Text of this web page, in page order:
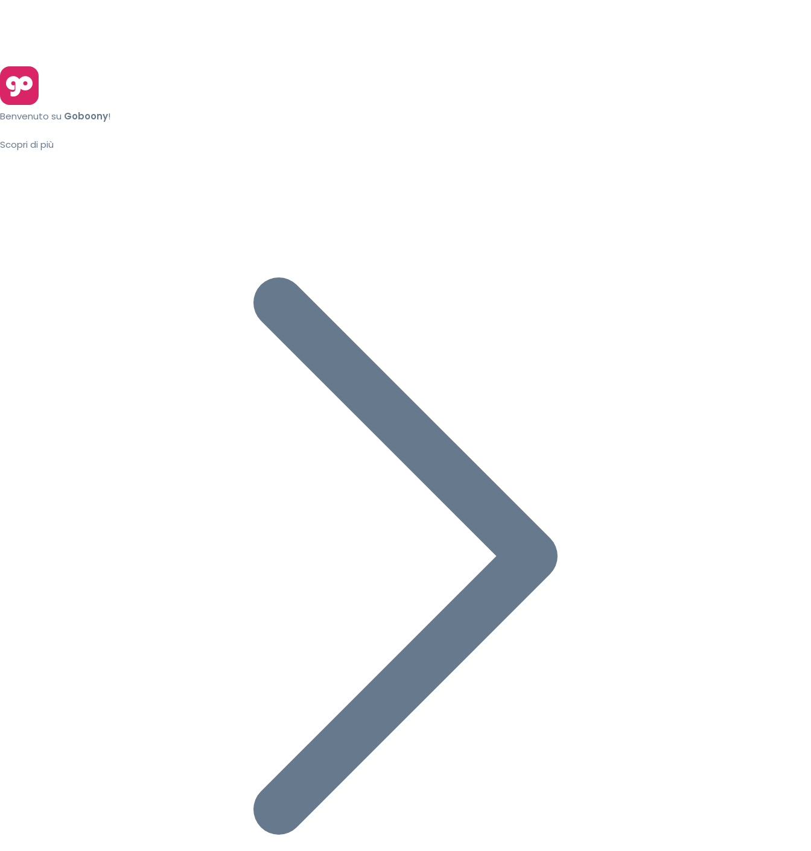
Benvenuto su Goboony!
Scopri di più